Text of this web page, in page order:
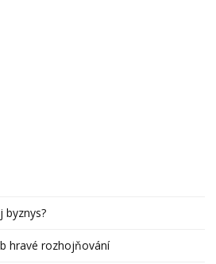
byznys?
hravé rozhojňování